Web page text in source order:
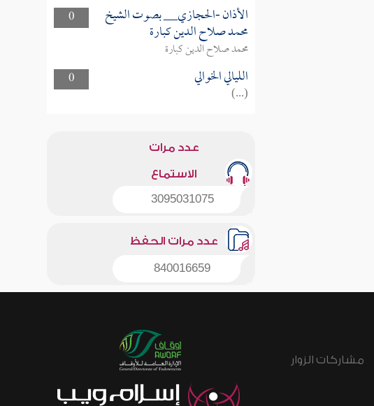
0
الأذان -الحجازي__ بصوت الشيخ
محمد صلاح الدين كبارة
محمد صلاح الدين كبارة
0
الليالي الخوالي
(...)
عدد مرات
الاستماع
3095031075
عدد مرات الحفظ
840016659
مشاركات الزوار